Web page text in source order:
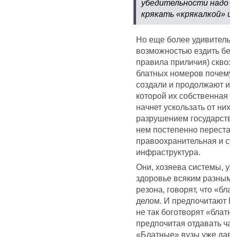
убедительности
крякать «крякалкой»
Но еще более
возможностью ездить
правила приличия)
блатных номеров
создали и продолжают
которой их
начнет ускользать от
разрушением
нем постепенно
правоохранительная и
инфраструктура.
Они, хозяева системы,
здоровье всяким
резона, говорят, что
делом. И
не так боготворят
предпочитая отдавать
«Блатные» вузы уже